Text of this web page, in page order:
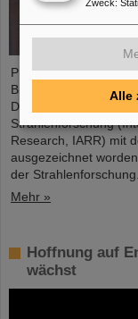
Professor Marco
Biophysik und
Darmstadt, ist von der
Strahlenforschung
Research, IARR) mit
ausgezeichnet
der
Mehr »
Hoffnung auf
wächst
Zweck:
Alle